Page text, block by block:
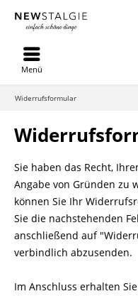
Menü
Widerrufsformular
Sie haben das Recht,
Angabe von Gründen zu
können Sie Ihr
Sie die nachstehenden
anschließend auf
verbindlich abzusenden.
Im Anschluss erhalten